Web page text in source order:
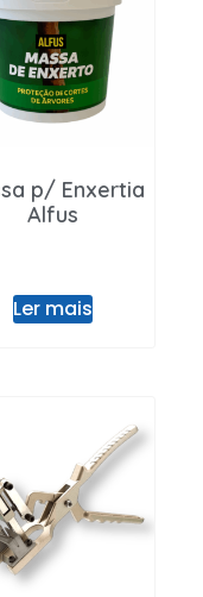
p/ Enxertia
Alfus
Ler mais